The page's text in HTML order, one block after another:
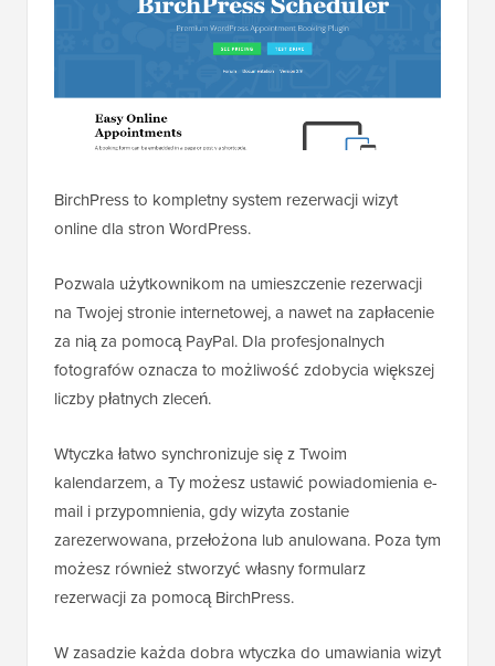
BirchPress to kompletny system rezerwacji wizyt
online dla stron WordPress.
Pozwala użytkownikom na umieszczenie rezerwacji
na Twojej stronie internetowej, a nawet na zapłacenie
za nią za pomocą PayPal. Dla profesjonalnych
fotografów oznacza to możliwość zdobycia większej
liczby płatnych zleceń.
Wtyczka łatwo synchronizuje się z Twoim
kalendarzem, a Ty możesz ustawić powiadomienia e-
mail i przypomnienia, gdy wizyta zostanie
zarezerwowana, przełożona lub anulowana. Poza tym
możesz również stworzyć własny formularz
rezerwacji za pomocą BirchPress.
W zasadzie każda dobra wtyczka do umawiania wizyt